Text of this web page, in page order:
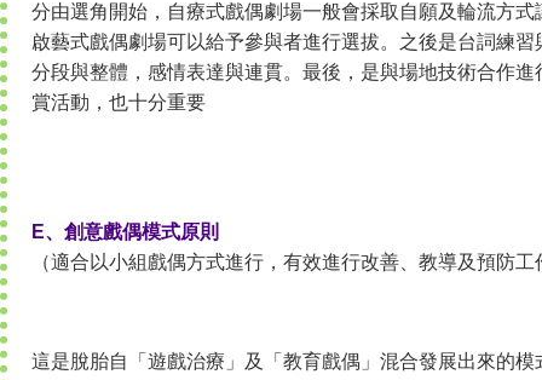
分由選角開始，自療式戲偶劇場一般會採取自願及輪流方
啟藝式戲偶劇場可以給予參與者進行選拔。之後是台詞練
分段與整體，感情表達與連貫。最後，是與場地技術合作
賞活動，也十分重要
E、創意戲偶模式原則
（適合以小組戲偶方式進行，有效進行改善、教導及預防工
這是脫胎自「遊戲治療」及「教育戲偶」混合發展出來的